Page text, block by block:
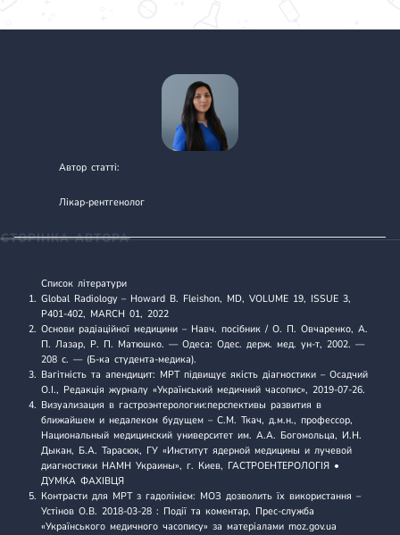
Автор статті:
Лікар-рентгенолог
СТОРІНКА АВТОРА
Список літератури
Global Radiology– Howard B. Fleishon, MD, VOLUME 19, ISSUE 3,
P401-402, MARCH 01, 2022
Основи радіаційної медицини– Навч. посібник / О. П. Овчаренко, А.
П. Лазар, Р. П. Матюшко. — Одеса: Одес. держ. мед. ун-т, 2002. —
208 с. — (Б-ка студента-медика).
Вагітність та апендицит: МРТ підвищує якість діагностики– Осадчий
О.І., Редакція журналу «Український медичний часопис», 2019-07-26.
Визуализация в гастроэнтерологии:перспективы развития в
ближайшем и недалеком будущем– С.М. Ткач, д.м.н., профессор,
Национальный медицинский университет им. А.А. Богомольца, И.Н.
Дыкан, Б.А. Тарасюк, ГУ «Институт ядерной медицины и лучевой
диагностики НАМН Украины», г. Киев, ГАСТРОЕНТЕРОЛОГІЯ •
ДУМКА ФАХІВЦЯ
Контрасти для МРТ з гадолінієм: МОЗ дозволить їх використання –
Устінов О.В. 2018-03-28 : Події та коментар, Прес-служба
«Українського медичного часопису» за матеріалами moz.gov.ua